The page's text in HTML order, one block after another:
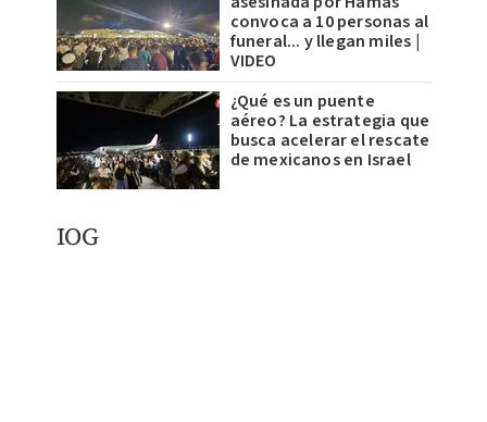
convoca a 10 personas al
funeral... y llegan miles |
VIDEO
¿Qué es un puente
aéreo? La estrategia que
busca acelerar el rescate
de mexicanos en Israel
IOG​